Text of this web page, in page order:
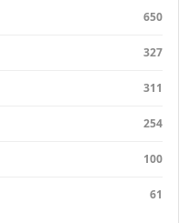
650
327
311
254
100
61